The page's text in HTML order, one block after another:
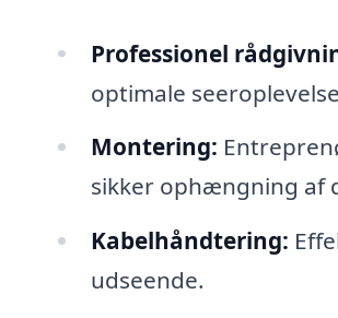
Professionel
optimale
Montering:
sikker ophængning af
Kabelhåndtering:
udseende.